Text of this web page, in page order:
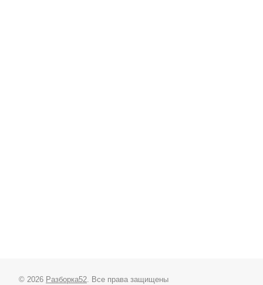
© 2026 Разборка52. Все права защищены